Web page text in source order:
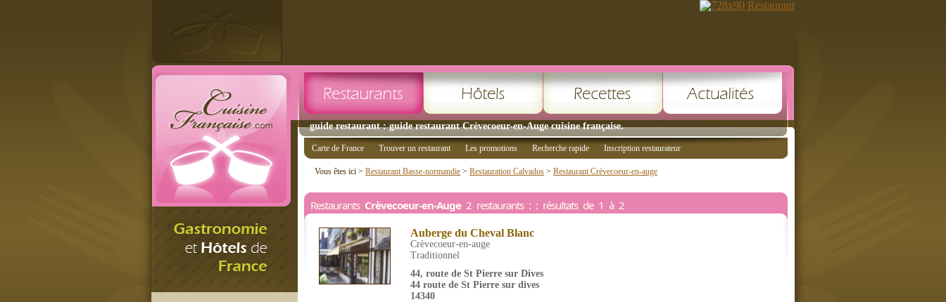
guide restaurant : guide restaurant Crèvecoeur-en-Auge cuisine française.
Carte de France Trouver un restaurant Les promotions Recherche rapide Inscription restaurateur
Vous êtes ici > Restaurant Basse-normandie > Restauration Calvados > Restaurant Crèvecoeur-en-auge
Restaurants Crèvecoeur-en-Auge 2 restaurants : : résultats de 1 à 2
Auberge du Cheval Blanc
Crèvecoeur-en-auge
Traditionnel
44, route de St Pierre sur Dives
44 route de St Pierre sur dives
14340